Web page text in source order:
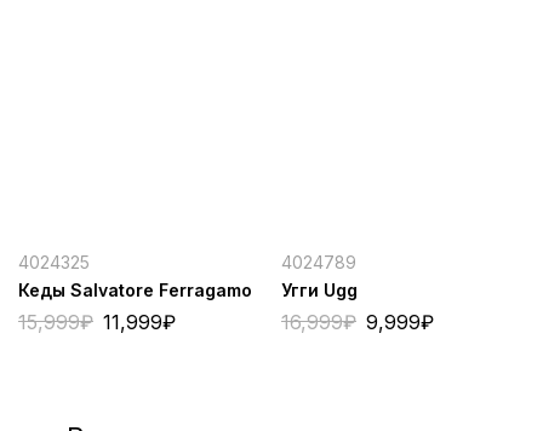
4024325
Кеды Salvatore Ferragamo
15,999₽ 11,999₽
4024789
Угги Ugg
16,999₽ 9,999₽